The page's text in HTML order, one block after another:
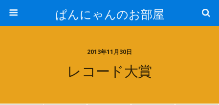
ぱんにゃんのお部屋
2013年11月30日
レコード大賞